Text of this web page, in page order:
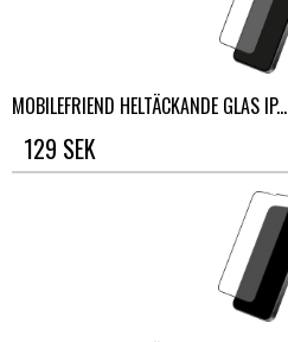
MOBILEFRIEND HELTÄCKANDE GLAS IP...
129 SEK